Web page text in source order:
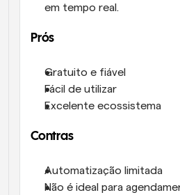
em tempo real.
Prós
Gratuito e fiável
Fácil de utilizar
Excelente ecossistema
Contras
Automatização limitada
Não é ideal para